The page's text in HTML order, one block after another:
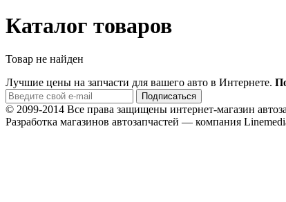
Каталог товаров
Товар не найден
Лучшие цены на запчасти для вашего авто в Интернете.
© 2099-2014 Все права защищены интернет-магазин
Разработка магазинов автозапчастей — компания